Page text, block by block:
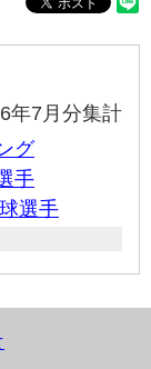
年7月分集計
グ
手
選手